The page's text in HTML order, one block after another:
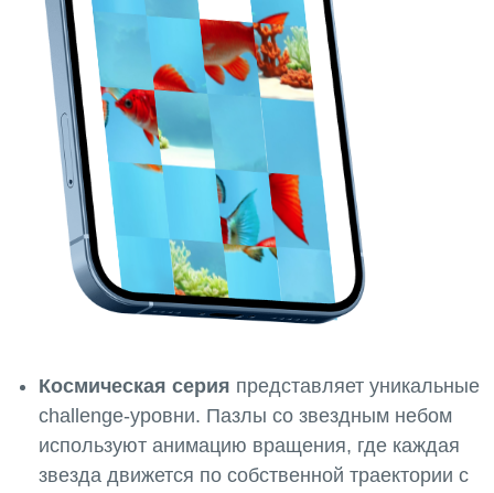
Космическая серия представляет уникальные
challenge-уровни. Пазлы со звездным небом
используют анимацию вращения, где каждая
звезда движется по собственной траектории с